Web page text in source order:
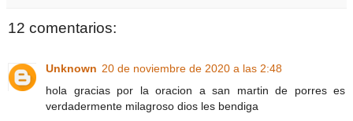
12 comentarios:
Unknown 20 de noviembre de 2020 a las 2:48
hola gracias por la oracion a san martin de porres es
verdadermente milagroso dios les bendiga